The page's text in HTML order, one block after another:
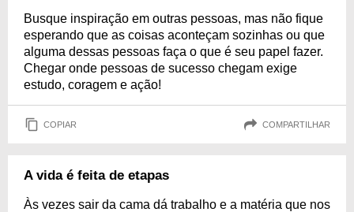
Busque inspiração em outras pessoas, mas não fique
esperando que as coisas aconteçam sozinhas ou que
alguma dessas pessoas faça o que é seu papel fazer.
Chegar onde pessoas de sucesso chegam exige
estudo, coragem e ação!
COPIAR COMPARTILHAR
A vida é feita de etapas
Às vezes sair da cama dá trabalho e a matéria que nos